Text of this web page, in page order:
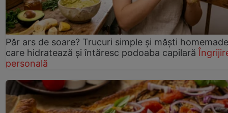
Păr ars de soare? Trucuri simple și măști homemade
care hidratează și întăresc podoaba capilară
personală